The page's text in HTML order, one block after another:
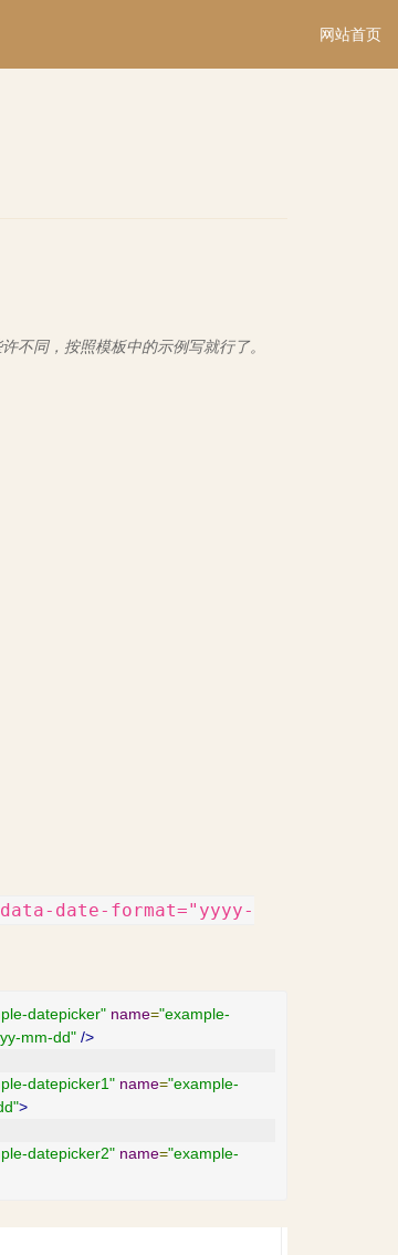
网站首页
不同，按照模板中的示例写就行了。
data-date-format="yyyy-
datepicker" name="example-
mm-dd" />
datepicker1" name="example-
>
datepicker2" name="example-